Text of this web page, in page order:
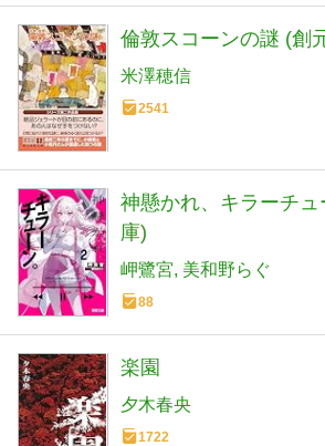
倫敦スコーンの謎 (創
米澤穂信
2541
神懸かれ、キラーチ
庫)
岬鷺宮 美和野らぐ
88
楽園
夕木春央
1722